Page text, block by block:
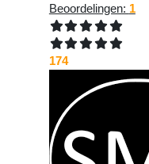
van
Beoordelingen: 1
174